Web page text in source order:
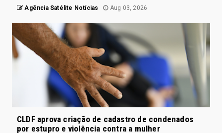
Agência Satélite Notícias Aug 03, 2026
CLDF aprova criação de cadastro de condenados
por estupro e violência contra a mulher